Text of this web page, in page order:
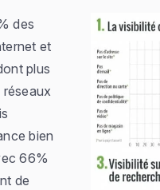
des
et
plus
réseaux
bien
66%
de